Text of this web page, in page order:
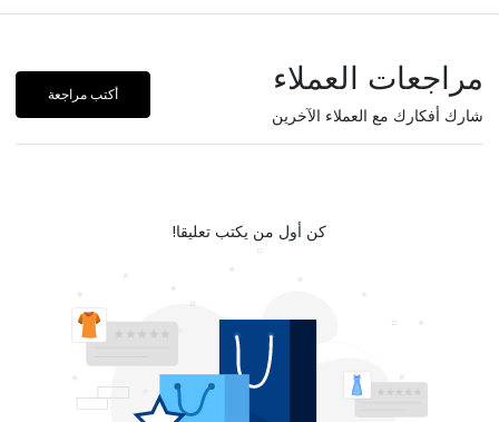
مراجعات العملاء
شارك أفكارك مع العملاء الآخرين
أكتب مراجعة
كن أول من يكتب تعليقا!